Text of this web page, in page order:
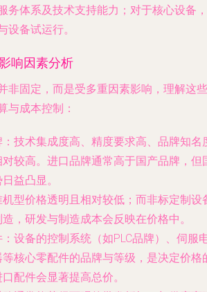
务体系及技术支持能力；对于核心设备，
设备试运行。
响因素分析
非固定，而是受多重因素影响，理解这些
与成本控制：
：技术集成度高、精度要求高、品牌知名
较高。进口品牌通常高于国产品牌，但
益凸显。
机型价格透明且相对较低；而非标定制设
，研发与制造成本会反映在价格中。
：设备的控制系统（如PLC品牌）、伺服
核心零配件的品牌与等级，是决定价格
配件会显著提高总价。